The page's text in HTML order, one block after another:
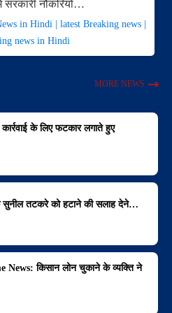
सरकारी नौकरियों…
in Hindi | latest Breaking news |
news in Hindi
MORE NEWS
के लिए फटकार लगाते हुए
सुनील तटकरे को हटाने की सलाह देने…
News: किसान लोन चुकाने के व्यक्ति ने